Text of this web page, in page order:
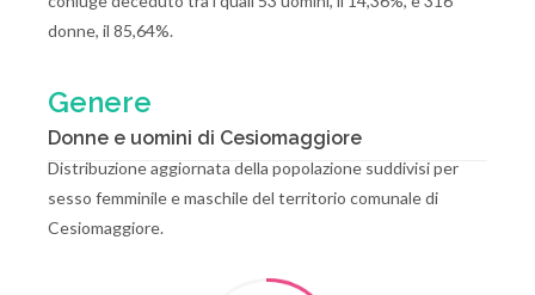
donne, il 85,64%.
Genere
Donne e uomini di Cesiomaggiore
Distribuzione aggiornata della popolazione suddivisi per
sesso femminile e maschile del territorio comunale di
Cesiomaggiore.